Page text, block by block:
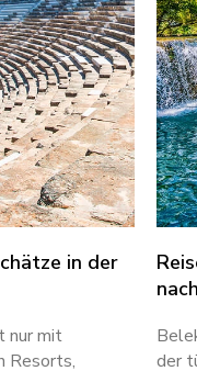
in der
nur mit
Resorts,
der